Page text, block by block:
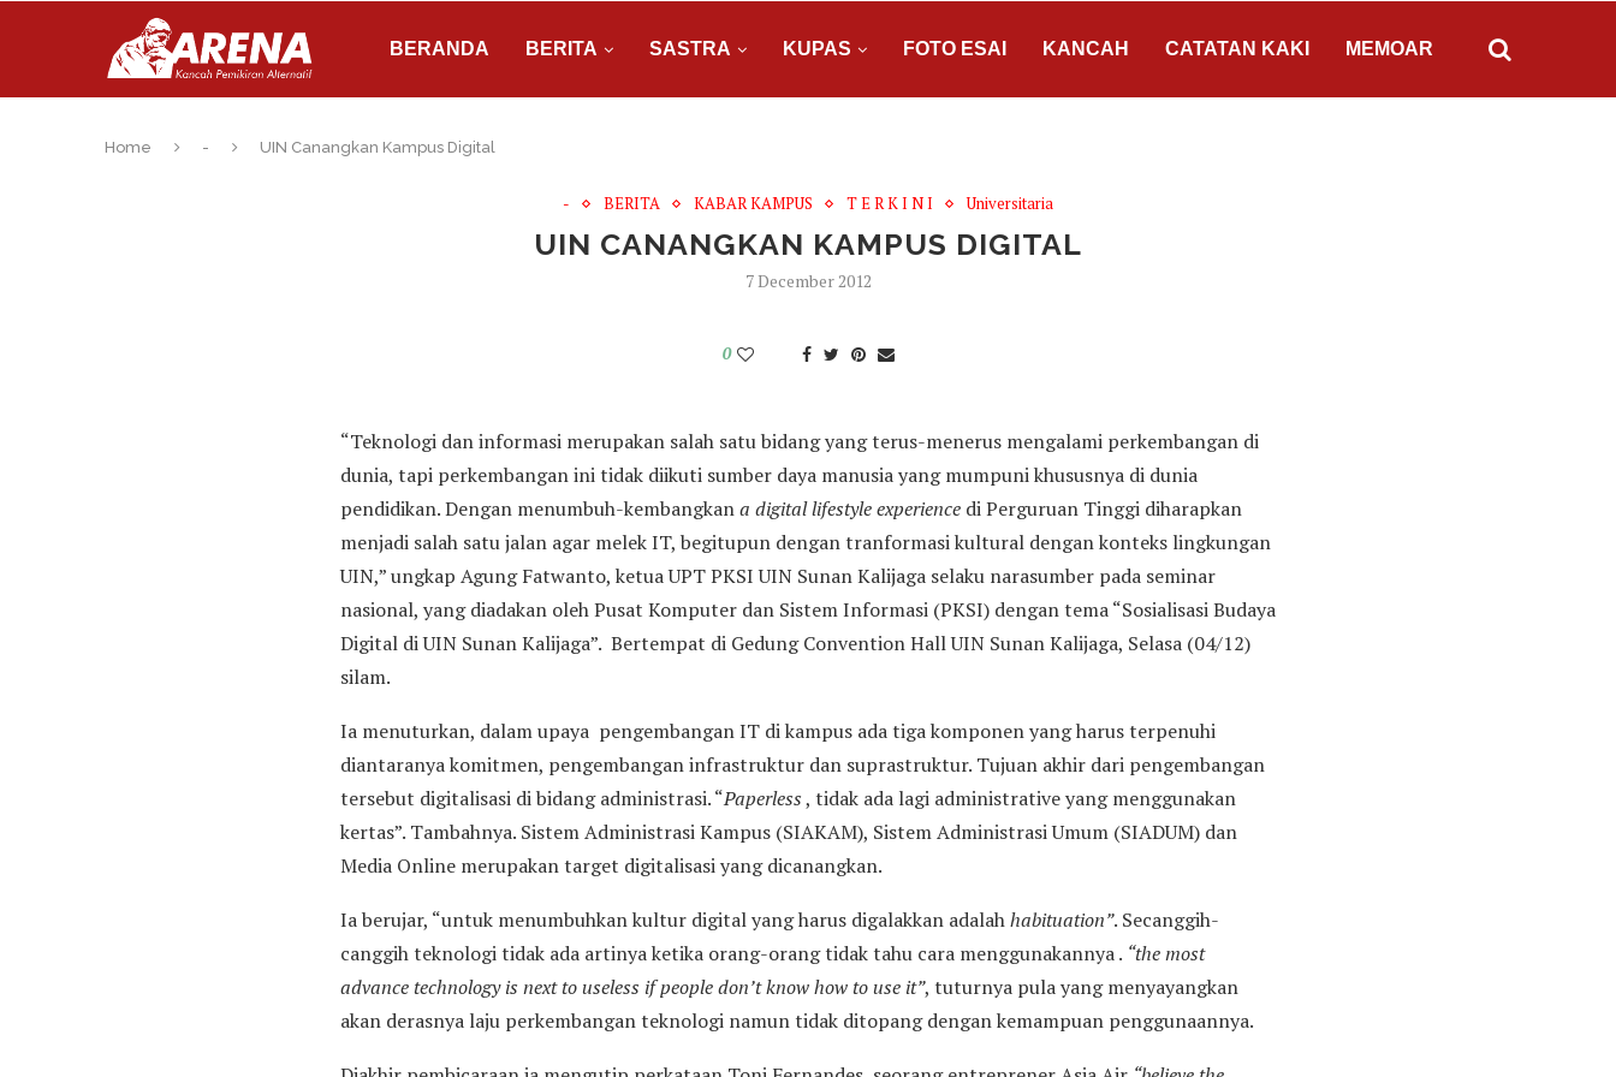
BERANDA BERITA SASTRA KUPAS FOTO ESAI KANCAH CATATAN KAKI MEMOAR
Home - UIN Canangkan Kampus Digital
- BERITA KABAR KAMPUS T E R K I N I Universitaria
UIN CANANGKAN KAMPUS DIGITAL
7 December 2012
0
“Teknologi dan informasi merupakan salah satu bidang yang terus-menerus mengalami perkembangan di
dunia, tapi perkembangan ini tidak diikuti sumber daya manusia yang mumpuni khususnya di dunia
pendidikan. Dengan menumbuh-kembangkana digital lifestyle experience di Perguruan Tinggi diharapkan
menjadi salah satu jalan agar melek IT, begitupun dengan tranformasi kultural dengan konteks lingkungan
UIN,” ungkap Agung Fatwanto, ketua UPT PKSI UIN Sunan Kalijaga selaku narasumber pada seminar
nasional, yang diadakan oleh Pusat Komputer dan Sistem Informasi (PKSI) dengan tema “Sosialisasi Budaya
Digital di UIN Sunan Kalijaga”. Bertempat di Gedung Convention Hall UIN Sunan Kalijaga, Selasa (04/12)
silam.
Ia menuturkan, dalam upaya pengembangan IT di kampus ada tiga komponen yang harus terpenuhi
diantaranya komitmen, pengembangan infrastruktur dan suprastruktur. Tujuan akhir dari pengembangan
tersebut digitalisasi di bidang administrasi. “Paperless, tidak ada lagi administrative yang menggunakan
kertas”. Tambahnya. Sistem Administrasi Kampus (SIAKAM), Sistem Administrasi Umum (SIADUM) dan
Media Online merupakan target digitalisasi yang dicanangkan.
Ia berujar, “untuk menumbuhkan kultur digital yang harus digalakkan adalahhabituation”. Secanggih-
canggih teknologi tidak ada artinya ketika orang-orang tidak tahu cara menggunakannya . “the most
advance technology is next to useless if people don’t know how to use it”, tuturnya pula yang menyayangkan
akan derasnya laju perkembangan teknologi namun tidak ditopang dengan kemampuan penggunaannya.